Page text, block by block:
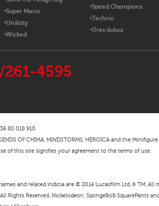
Super Mario
Unikitty
Wicked
Speed Champions
Technic
Üres doboz
4595
80 018 910.
OF CHIMA, MINDSTORMS, HEROICA and the
of this site signifies your agreement to the terms of use.
and related indicia are © 2014 Lucasfilm Ltd. & TM. All
Rights Reserved. Nickelodeon, SpongeBob SquarePants